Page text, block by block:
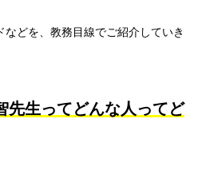
どを、教務目線でご紹介していき
先生ってどんな人ってど